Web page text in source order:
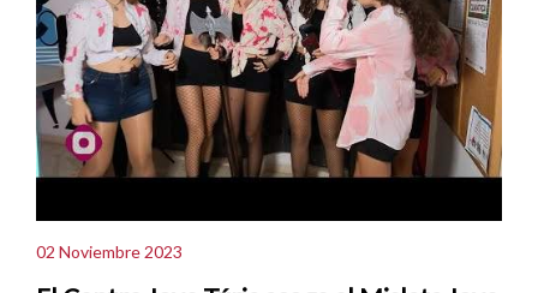
02 Noviembre 2023